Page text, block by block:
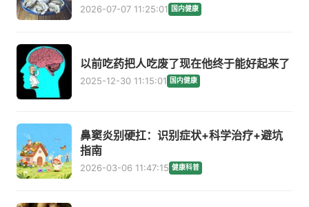
2026-07-07 11:25:01 国内健康
以前吃药把人吃废了现在他终于能好起来了
2025-12-30 11:15:01 国内健康
鼻窦炎别硬扛：识别症状+科学治疗+避坑
指南
2026-03-06 11:47:15 健康科普